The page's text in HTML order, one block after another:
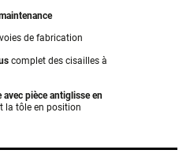
de fabrication
complet des cisailles à
pièce antiglisse en
la tôle en position